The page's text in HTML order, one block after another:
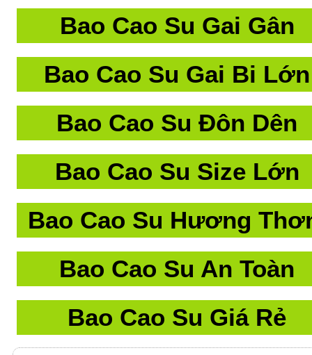
Bao Cao Su Gai Gân
Bao Cao Su Gai Bi Lớn
Bao Cao Su Đôn Dên
Bao Cao Su Size Lớn
Bao Cao Su Hương
Bao Cao Su An Toàn
Bao Cao Su Giá Rẻ